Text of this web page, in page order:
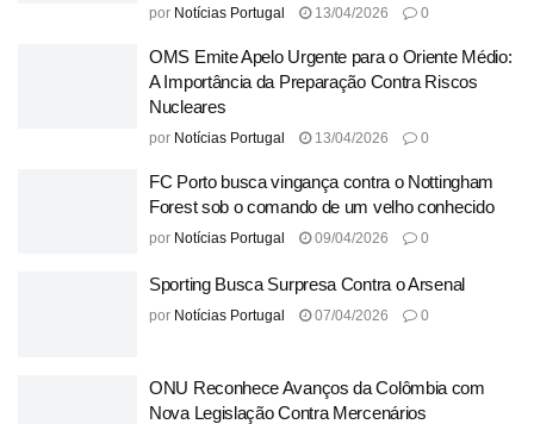
por Notícias Portugal 13/04/2026 0
OMS Emite Apelo Urgente para o Oriente Médio:
A Importância da Preparação Contra Riscos
Nucleares
por Notícias Portugal 13/04/2026 0
FC Porto busca vingança contra o Nottingham
Forest sob o comando de um velho conhecido
por Notícias Portugal 09/04/2026 0
Sporting Busca Surpresa Contra o Arsenal
por Notícias Portugal 07/04/2026 0
ONU Reconhece Avanços da Colômbia com
Nova Legislação Contra Mercenários